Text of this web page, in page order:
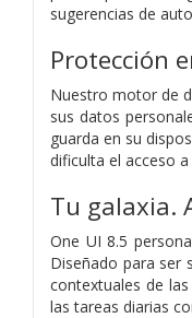
sugerencias de
Protección
Nuestro motor de
sus datos
guarda en su
dificulta el acceso a
Tu galaxia.
One UI 8.5
Diseñado para ser
contextuales de
las tareas diarias